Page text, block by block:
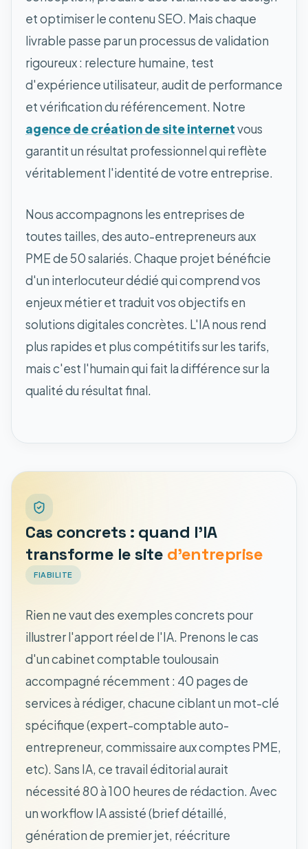
et optimiser le contenu SEO. Mais chaque
livrable passe par un processus de validation
rigoureux : relecture humaine, test
d'expérience utilisateur, audit de performance
et vérification du référencement. Notre
agence de création de site internetvous
garantit un résultat professionnel qui reflète
véritablement l'identité de votre entreprise.
Nous accompagnons les entreprises de
toutes tailles, des auto-entrepreneurs aux
PME de 50 salariés. Chaque projet bénéficie
d'un interlocuteur dédié qui comprend vos
enjeux métier et traduit vos objectifs en
solutions digitales concrètes. L'IA nous rend
plus rapides et plus compétitifs sur les tarifs,
mais c'est l'humain qui fait la différence sur la
qualité du résultat final.
Cas concrets : quand l'IA
transforme le site d'entreprise
FIABILITE
Rien ne vaut des exemples concrets pour
illustrer l'apport réel de l'IA. Prenons le cas
d'un cabinet comptable toulousain
accompagné récemment : 40 pages de
services à rédiger, chacune ciblant un mot-clé
spécifique (expert-comptable auto-
entrepreneur, commissaire aux comptes PME,
etc). Sans IA, ce travail éditorial aurait
nécessité 80 à 100 heures de rédaction. Avec
un workflow IA assisté (brief détaillé,
génération de premier jet, réécriture